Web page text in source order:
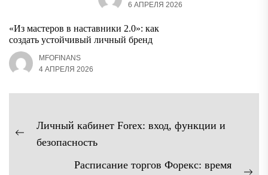
6 АПРЕЛЯ 2026
«Из мастеров в наставники 2.0»: как
создать устойчивый личный бренд
MFOFINANS
4 АПРЕЛЯ 2026
Навигация
поПредыдущая
Личный кабинет Forex: вход, функции и
безопасность
Расписание торгов Форекс: время